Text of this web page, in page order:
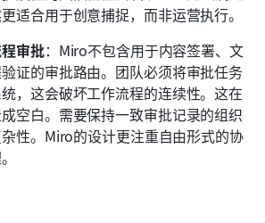
适合用于创意捕捉，而非运营执行。
审批：Miro不包含用于内容签署、文
证的审批路由。团队必须将审批任务
，这会破坏工作流程的连续性。这在
空白。需要保持一致审批记录的组织
性。Miro的设计更注重自由形式的协